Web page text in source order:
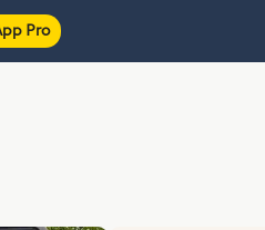
Pro